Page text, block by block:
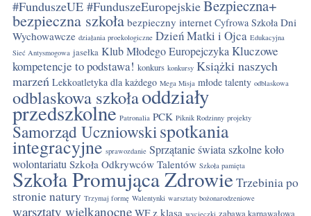
#FunduszeUE #FunduszeEuropejskieBezpieczna+
bezpieczna szkoła bezpieczny internet Cyfrowa Szkoła Dni
Wychowawcze działania proekologiczne Dzień Matki i Ojca Edukacyjna
Sieć Antysmogowa jasełka Klub Młodego Europejczyka Kluczowe
kompetencje to podstawa! konkurs konkursy Książki naszych
marzeń Lekkoatletyka dla każdego Mega Misja młode talenty odblaskowa
odblaskowa szkołaoddziały
przedszkolne Patronalia PCK Piknik Rodzinny projekty
Samorząd Uczniowskispotkania
integracyjne sprawozdanie Sprzątanie świata szkolne koło
wolontariatu Szkoła Odkrywców Talentów Szkoła pamięta
Szkoła Promująca ZdrowieTrzebinia po
stronie natury Trzymaj formę Walentynki warsztaty bożonarodzeniowe
warsztaty wielkanocne WF z klasą wycieczki